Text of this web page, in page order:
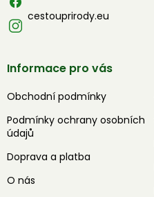
cestouprirody.eu
Informace pro vás
Obchodní podmínky
Podmínky ochrany osobních
údajů
Doprava a platba
O nás